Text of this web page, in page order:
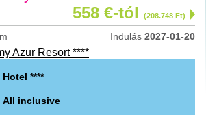
558 €-tól (208.748 Ft)
Indulás 2027-01-20
Hotel ****
All inclusive